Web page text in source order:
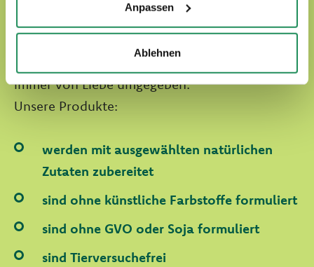
Anpassen
Ablehnen
Natural Quality Love
In der Welt von Oasy werden unsere Vierbeiner
immer von Liebe umgegeben.
Unsere Produkte:
werden mit ausgewählten natürlichen
Zutaten zubereitet
sind ohne künstliche Farbstoffe formuliert
sind ohne GVO oder Soja formuliert
sind Tierversuchefrei